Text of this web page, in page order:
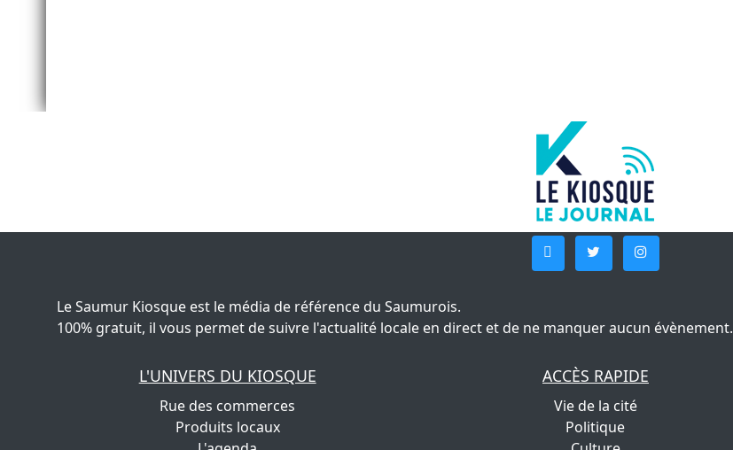
Le Saumur Kiosque est le média de référence du Saumurois.
100% gratuit, il vous permet de suivre l'actualité locale en direct et de ne manquer aucun évènement.
L'UNIVERS DU KIOSQUE
Rue des commerces
Produits locaux
ACCÈS RAPIDE
Vie de la cité
Politique